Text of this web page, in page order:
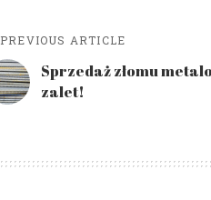
PREVIOUS ARTICLE
Sprzedaż złomu
zalet!